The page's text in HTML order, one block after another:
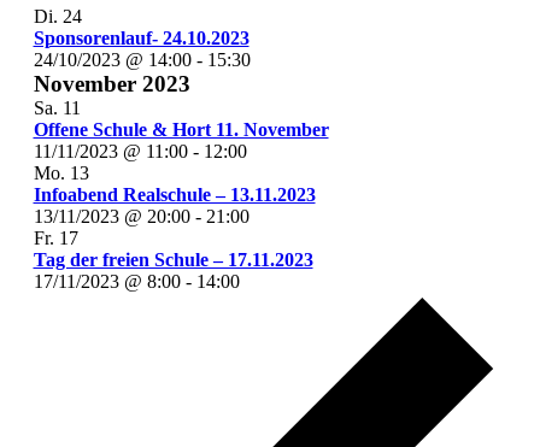
Di. 24
Sponsorenlauf- 24.10.2023
24/10/2023 @ 14:00- 15:30
November 2023
Sa. 11
Offene Schule & Hort 11. November
11/11/2023 @ 11:00- 12:00
Mo. 13
Infoabend Realschule – 13.11.2023
13/11/2023 @ 20:00- 21:00
Fr. 17
Tag der freien Schule – 17.11.2023
17/11/2023 @ 8:00- 14:00